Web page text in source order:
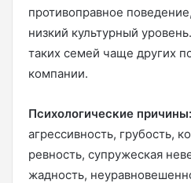
противоправное
низкий культурный
таких семей чаще других
компании.
Психологические причины:
агрессивность, грубость,
ревность, супружеская
жадность,